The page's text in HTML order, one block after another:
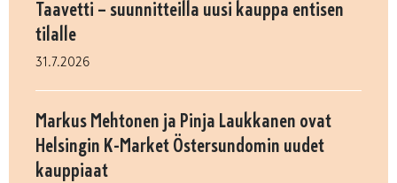
Taavetti – suunnitteilla uusi kauppa entisen
tilalle
31.7.2026
Markus Mehtonen ja Pinja Laukkanen ovat
Helsingin K-Market Östersundomin uudet
kauppiaat